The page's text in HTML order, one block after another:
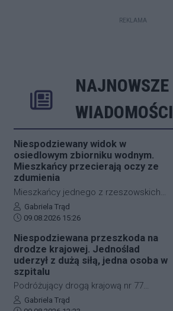
REKLAMA
NAJNOWSZE
WIADOMOŚCI
Niespodziewany widok w
osiedlowym zbiorniku wodnym.
Mieszkańcy przecierają oczy ze
zdumienia
Mieszkańcy jednego z rzeszowskich
osiedli przecierali oczy ze zdumienia,
gdy zobaczyli, co znalazło się w
toaleta, która dotychczas służyła
odwiedzającym teren rekreacyjny,
wylądowała na środku akwenu.
Zdarzenie wywołało falę oburzenia
wśród lokalnej społeczności oraz
Autor artykułu:
Gabriela Trąd
Data dodania artykułu:
09.08.2026 15:26
Niespodziewana przeszkoda na
drodze krajowej. Jednoślad
uderzył z dużą siłą, jedna osoba w
szpitalu
Podróżujący drogą krajową nr 77
muszą liczyć się z nagłymi
Autor artykułu:
Gabriela Trąd